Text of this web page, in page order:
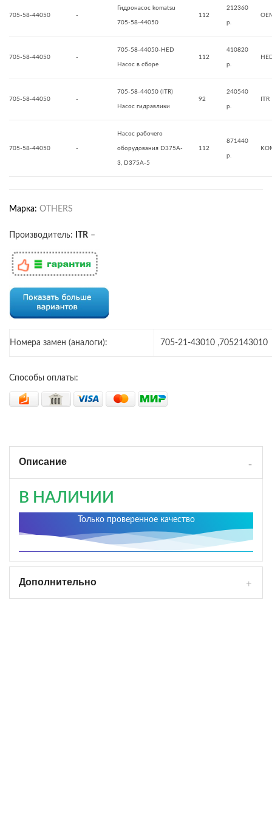
705-58-44050 -
Гидронасос komatsu
705-58-44050
112
212360
р.
705-58-44050 -
705-58-44050-HED
Насос в сборе
112
410820
р.
705-58-44050 -
705-58-44050 (ITR)
Насос гидравлики
92
240540
р.
ITR
705-58-44050 -
Насос рабочего
оборудования D375A-
3, D375A-5
112
871440
р.
Марка: OTHERS
Производитель: ITR –
Номера замен (аналоги): 705-21-43010 ,7052143010
Способы оплаты:
Описание
В НАЛИЧИИ
Только проверенное качество
Дополнительно